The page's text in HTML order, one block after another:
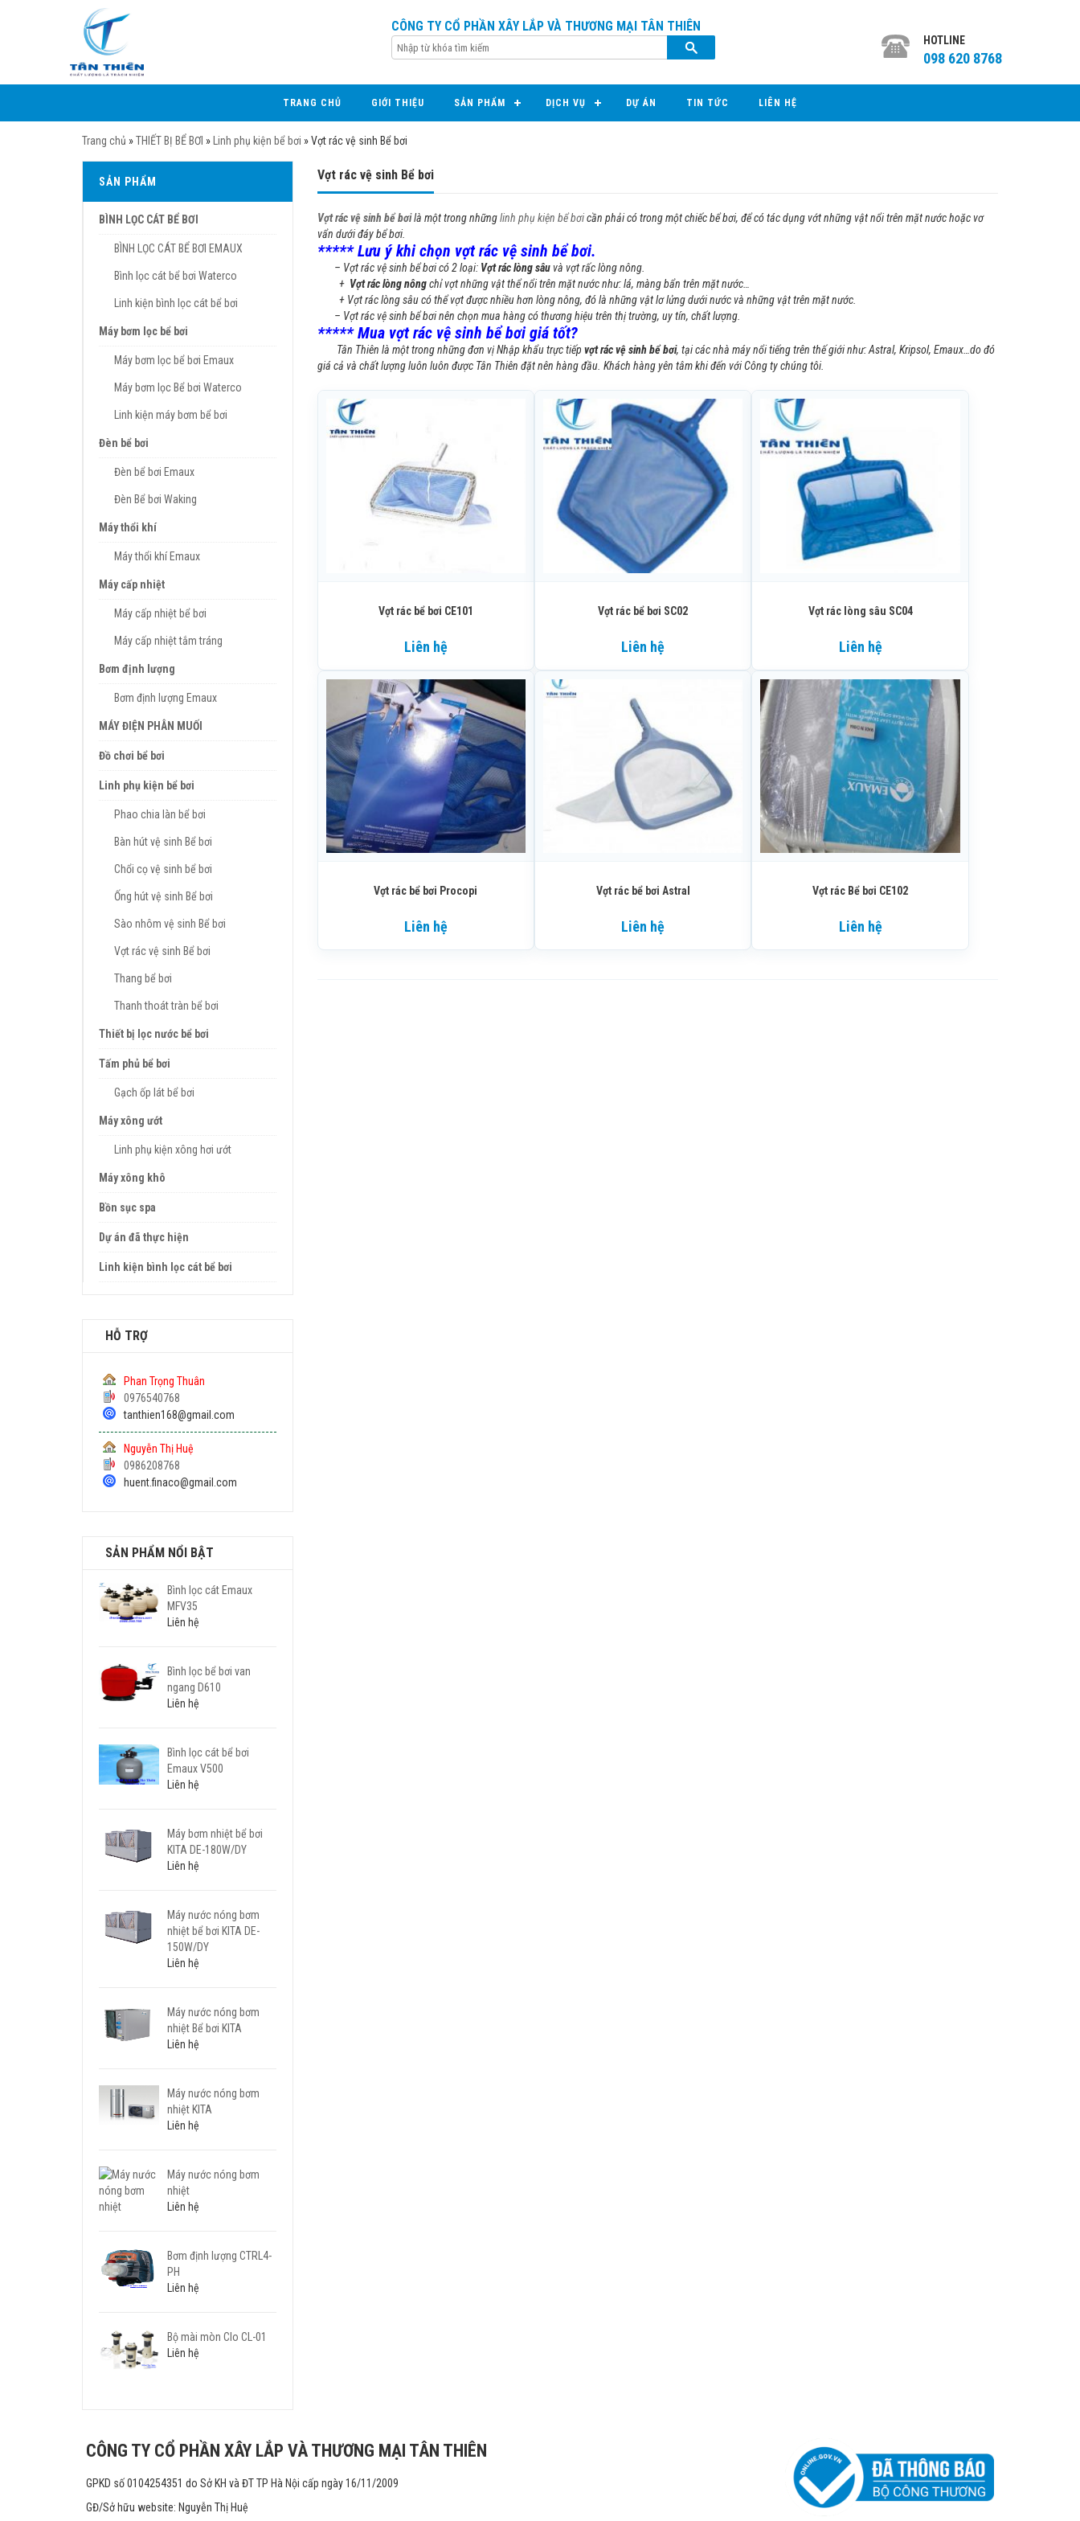
CÔNG TY CỔ PHẦN XÂY LẮP VÀ THƯƠNG MẠI TÂN THIÊN
HOTLINE
098 620 8768
TRANG CHỦ GIỚI THIỆU SẢN PHẨM DỊCH VỤ DỰ ÁN TIN TỨC LIÊN HỆ
Trang chủ »THIẾT BỊ BỂ BƠI » Linh phụ kiện bể bơi »Vợt rác vệ sinh Bể bơi
SẢN PHẨM
BÌNH LỌC CÁT BỂ BƠI
BÌNH LỌC CÁT BỂ BƠI EMAUX
Bình lọc cát bể bơi Waterco
Linh kiện bình lọc cát bể bơi
Máy bơm lọc bể bơi
Máy bơm lọc bể bơi Emaux
Máy bơm lọc Bể bơi Waterco
Linh kiện máy bơm bể bơi
Đèn bể bơi
Đèn bể bơi Emaux
Đèn Bể bơi Waking
Máy thổi khí
Máy thổi khí Emaux
Máy cấp nhiệt
Máy cấp nhiệt bể bơi
Máy cấp nhiệt tắm tráng
Bơm định lượng
Bơm định lượng Emaux
MÁY ĐIỆN PHÂN MUỐI
Đồ chơi bể bơi
Linh phụ kiện bể bơi
Phao chia làn bể bơi
Bàn hút vệ sinh Bể bơi
Chổi cọ vệ sinh bể bơi
Ống hút vệ sinh Bể bơi
Sào nhôm vệ sinh Bể bơi
Vợt rác vệ sinh Bể bơi
Thang bể bơi
Thanh thoát tràn bể bơi
Thiết bị lọc nước bể bơi
Tấm phủ bể bơi
Gạch ốp lát bể bơi
Máy xông ướt
Linh phụ kiện xông hơi ướt
Máy xông khô
Bồn sục spa
Dự án đã thực hiện
Linh kiện bình lọc cát bể bơi
HỖ TRỢ
Phan Trọng Thuân
0976540768
tanthien168@gmail.com
Nguyễn Thị Huệ
0986208768
huent.finaco@gmail.com
SẢN PHẨM NỔI BẬT
Bình lọc cát Emaux
MFV35
Liên hệ
Bình lọc bể bơi van
ngang D610
Liên hệ
Bình lọc cát bể bơi
Emaux V500
Liên hệ
Máy bơm nhiệt bể bơi
KITA DE-180W/DY
Liên hệ
Máy nước nóng bơm
nhiệt bể bơi KITA DE-
150W/DY
Liên hệ
Máy nước nóng bơm
nhiệt Bể bơi KITA
Liên hệ
Máy nước nóng bơm
nhiệt KITA
Liên hệ
Máy nước nóng bơm
nhiệt
Liên hệ
Bơm định lượng CTRL4-
PH
Liên hệ
Bộ mài mòn Clo CL-01
Liên hệ
Vợt rác vệ sinh Bể bơi
Vợt rác vệ sinh bể bơilà một trong nhữnglinh phụ kiện bể bơicần phải có trong một chiếc bể bơi, để có tác dụng vớt những vật nổi trên mặt nước hoặc vơ
vẩn dưới đáy bể bơi.
***** Lưu ý khi chọn vợt rác vệ sinh bể bơi.
– Vợt rác vệ sinh bể bơi có 2 loại: Vợt rác lòng sâuvà vợt rấc lòng nông.
+ Vợt rác lòng nôngchỉ vợt những vật thể nổi trên mặt nước như: lá, màng bẩn trên mặt nước…
+ Vợt rác lòng sâu có thể vợt được nhiều hơn lòng nông, đó là những vật lơ lửng dưới nước và những vật trên mặt nước.
– Vợt rác vệ sinh bể bơi nên chọn mua hàng có thương hiệu trên thị trường, uy tín, chất lượng.
***** Mua vợt rác vệ sinh bể bơi giá tốt?
Tân Thiên là một trong những đơn vị Nhập khẩu trực tiếp vợt rác vệ sinh bể bơi, tại các nhà máy nổi tiếng trên thế giới như: Astral, Kripsol, Emaux…do đó
giá cả và chất lượng luôn luôn được Tân Thiên đặt nên hàng đầu. Khách hàng yên tâm khi đến với Công ty chúng tôi.
Vợt rác bể bơi CE101
Liên hệ
Vợt rác bể bơi SC02
Liên hệ
Vợt rác lòng sâu SC04
Liên hệ
Vợt rác bể bơi Procopi
Liên hệ
Vợt rác bể bơi Astral
Liên hệ
Vợt rác Bể bơi CE102
Liên hệ
CÔNG TY CỔ PHẦN XÂY LẮP VÀ THƯƠNG MẠI TÂN THIÊN
GPKD số 0104254351 do Sở KH và ĐT TP Hà Nội cấp ngày 16/11/2009
GĐ/Sở hữu website: Nguyễn Thị Huệ